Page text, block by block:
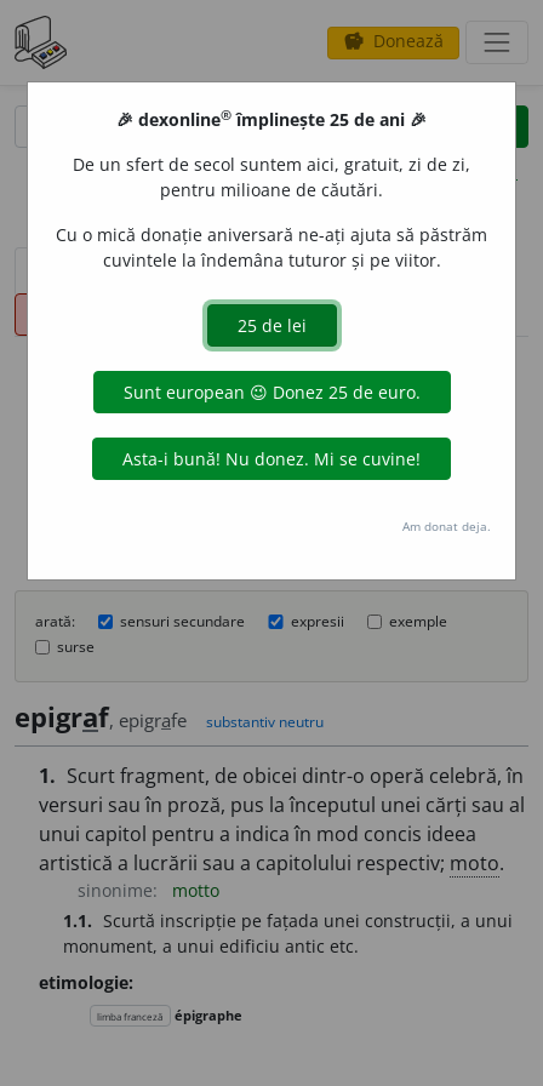
savings Donează
clear
opțiuni
sinteza definițiilor (1) definiții (19)
declinări
info
Aceste definiții sunt compilate de
echipa dexonline. Definițiile
originale se află pe filadefiniții.
Puteți reordona filele pe pagina de
arată: sensuri secundare expresii
exemple
surse
epigraf, epigrafe substantiv neutru
1. Scurt fragment, de obicei dintr-o operă celebră, în
versuri sau în proză, pus la începutul unei cărți sau al
unui capitol pentru a indica în mod concis ideea
artistică a lucrării sau a capitolului respectiv; moto.
sinonime:
motto
1.1. Scurtă inscripție pe fațada unei construcții, a unui
monument, a unui edificiu antic etc.
etimologie:
limba franceză épigraphe
🎉 dexonline® împlinește 25 de ani 🎉
De un sfert de secol suntem aici, gratuit, zi de zi,
pentru milioane de căutări.
Cu o mică donație aniversară ne-ați ajuta să păstrăm
cuvintele la îndemâna tuturor și pe viitor.
Am donat deja.